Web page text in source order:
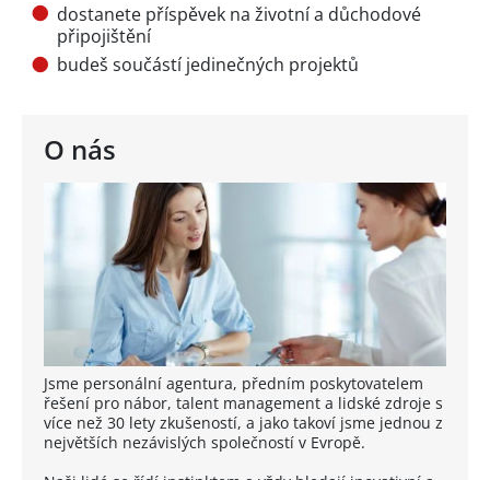
O nás
Jsme personální agentura, předním poskytovatelem
řešení pro nábor, talent management a lidské zdroje s
více než 30 lety zkušeností, a jako takoví jsme jednou z
největších nezávislých společností v Evropě.
dostanete příspěvek na životní a důchodové
připojištění
budeš součástí jedinečných projektů